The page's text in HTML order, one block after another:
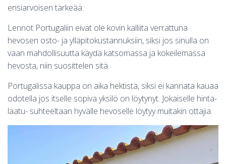
ensiarvoisen tärkeää.
Lennot Portugaliin eivät ole kovin kalliita verrattuna
hevosen osto- ja ylläpitokustannuksiin, siksi jos sinulla on
vaan mahdollisuutta käydä katsomassa ja kokeilemassa
hevosta, niin suosittelen sitä.
Portugalissa kauppa on aika hektistä, siksi ei kannata kauaa
odotella jos itselle sopiva yksilö on löytynyt. Jokaiselle hinta-
laatu- suhteeltaan hyvälle hevoselle löytyy muitakin ottajia.